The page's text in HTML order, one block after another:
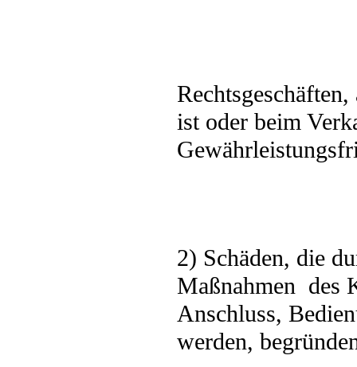
ist oder beim
2) Schäden, die
Maßnahmen des
Anschluss,
werden,